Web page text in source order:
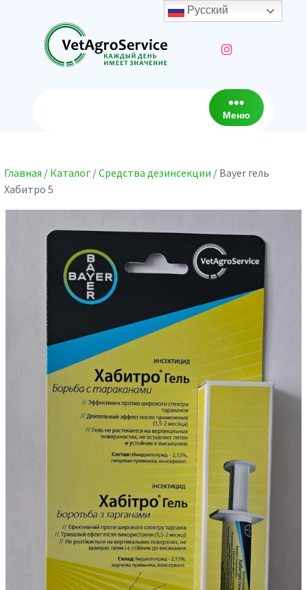
содержимому
Меню
Главная / Каталог /Средства дезинсекции / Bayer гель
Хабитро 5
Русский